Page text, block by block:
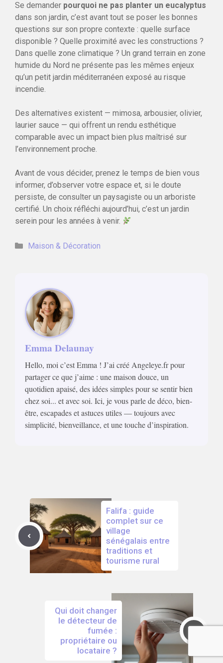
Se demander pourquoi ne pas planter un eucalyptus
dans son jardin, c’est avant tout se poser les bonnes
questions sur son propre contexte : quelle surface
disponible ? Quelle proximité avec les constructions ?
Dans quelle zone climatique ? Un grand terrain en zone
humide du Nord ne présente pas les mêmes enjeux
qu’un petit jardin méditerranéen exposé au risque
incendie.
Des alternatives existent — mimosa, arbousier, olivier,
laurier sauce — qui offrent un rendu esthétique
comparable avec un impact bien plus maîtrisé sur
l’environnement proche.
Avant de vous décider, prenez le temps de bien vous
informer, d’observer votre espace et, si le doute
persiste, de consulter un paysagiste ou un arboriste
certifié. Un choix réfléchi aujourd’hui, c’est un jardin
serein pour les années à venir.
Catégories
Maison & Décoration
Emma Delaunay
Hello, moi c’est Emma ! J’ai créé Angeleye.fr pour
partager ce que j’aime : une maison douce, un
quotidien apaisé, des idées simples pour se sentir bien
chez soi... et avec soi. Ici, je vous parle de déco, bien-
être, escapades et astuces utiles — toujours avec
simplicité, bienveillance, et une touche d’inspiration.
Falifa : guide
complet sur ce
village
sénégalais entre
traditions et
tourisme rural
Qui doit changer
le détecteur de
fumée :
propriétaire ou
locataire ?